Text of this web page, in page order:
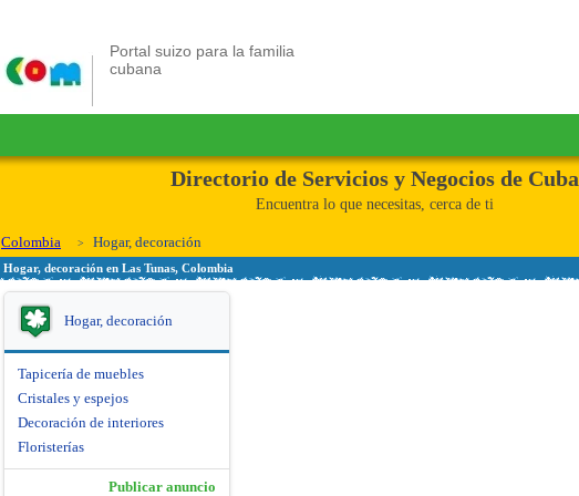
Portal suizo para la familia
cubana
Directorio de Servicios y Negocios de Cuba
Encuentra lo que necesitas, cerca de ti
Colombia Hogar, decoración
Hogar, decoración en Las Tunas, Colombia
Hogar, decoración
Tapicería de muebles
Cristales y espejos
Decoración de interiores
Floristerías
Publicar anuncio